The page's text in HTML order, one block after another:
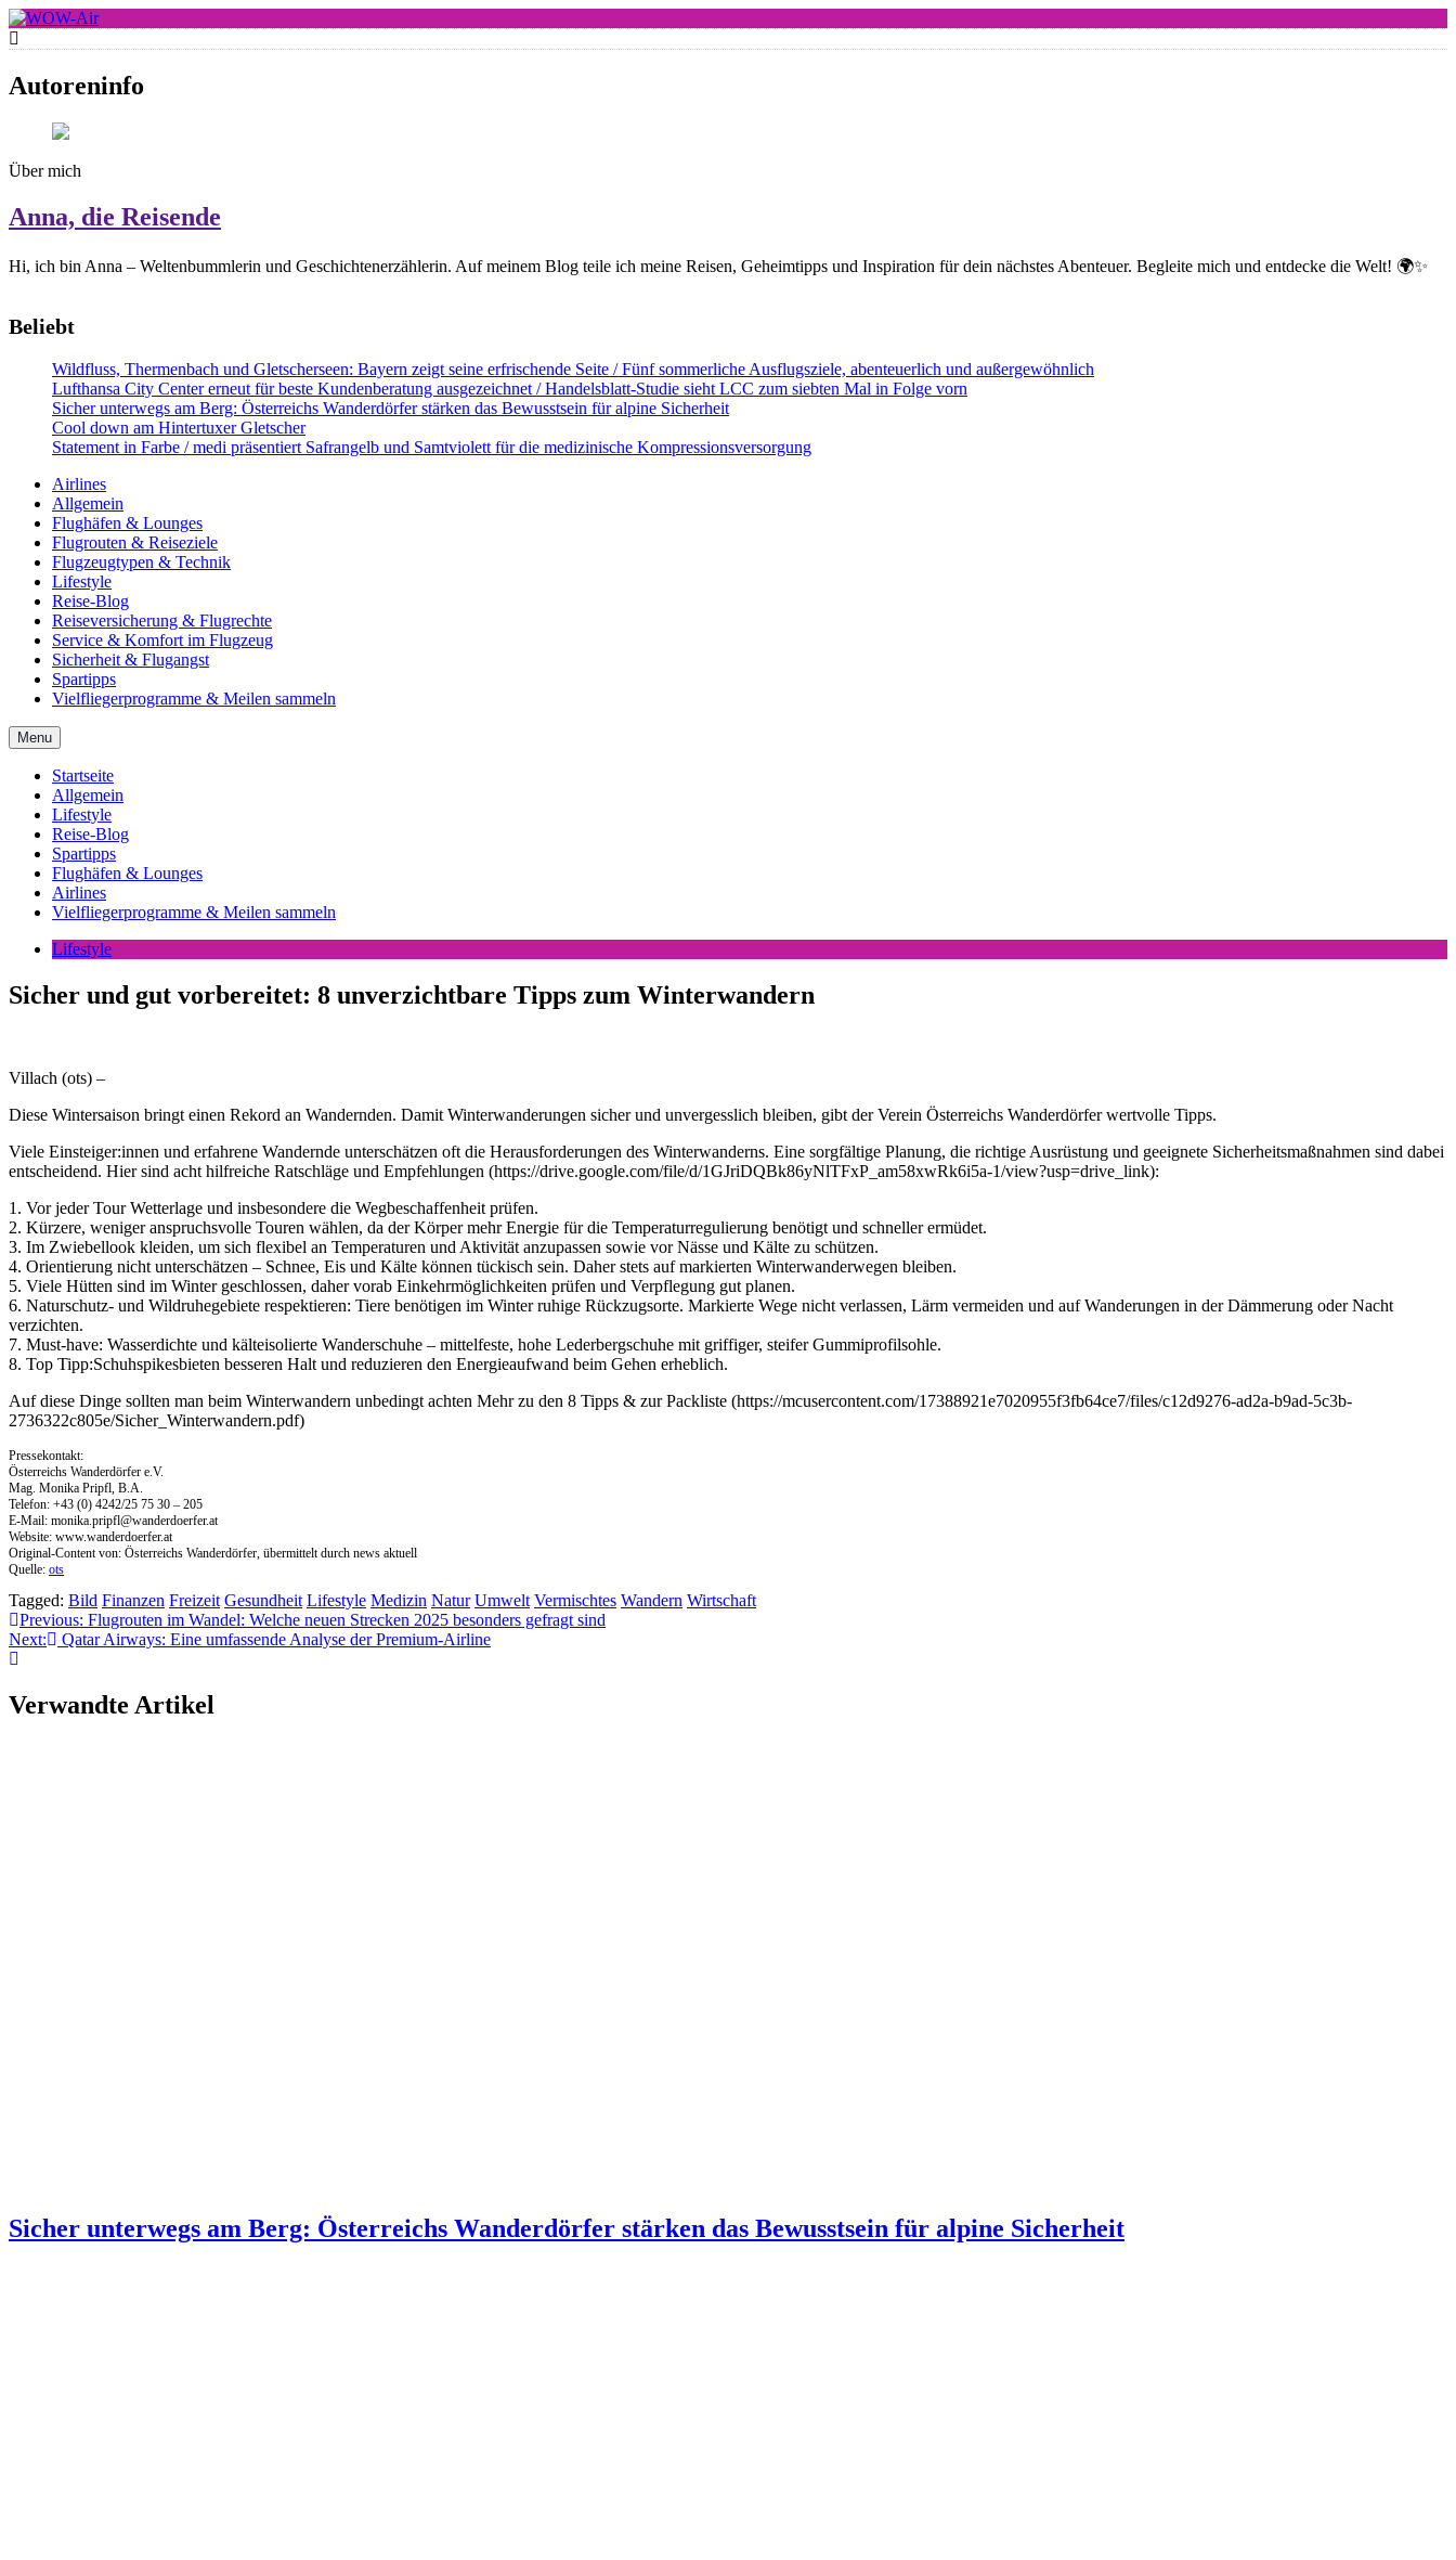
Skip
to
content
WOW-Air
Autoreninfo
Über mich
Anna, die Reisende
Hi, ich bin Anna – Weltenbummlerin und Geschichtenerzählerin. Auf meinem Blog teile ich meine Reisen, Geheimtipps und Inspiration für dein nächstes Abenteuer. Begleite mich und entdecke die Welt! 🌍✨
Beliebt
Wildfluss, Thermenbach und Gletscherseen: Bayern zeigt seine erfrischende Seite / Fünf sommerliche Ausflugsziele, abenteuerlich und außergewöhnlich
Lufthansa City Center erneut für beste Kundenberatung ausgezeichnet / Handelsblatt-Studie sieht LCC zum siebten Mal in Folge vorn
Sicher unterwegs am Berg: Österreichs Wanderdörfer stärken das Bewusstsein für alpine Sicherheit
Cool down am Hintertuxer Gletscher
Statement in Farbe / medi präsentiert Safrangelb und Samtviolett für die medizinische Kompressionsversorgung
Airlines
Allgemein
Flughäfen & Lounges
Flugrouten & Reiseziele
Flugzeugtypen & Technik
Lifestyle
Reise-Blog
Reiseversicherung & Flugrechte
Service & Komfort im Flugzeug
Sicherheit & Flugangst
Spartipps
Vielfliegerprogramme & Meilen sammeln
Menu
Startseite
Allgemein
Lifestyle
Reise-Blog
Spartipps
Flughäfen & Lounges
Airlines
Vielfliegerprogramme & Meilen sammeln
Lifestyle
Sicher und gut vorbereitet: 8 unverzichtbare Tipps zum Winterwandern
Villach (ots) –
Diese Wintersaison bringt einen Rekord an Wandernden. Damit Winterwanderungen sicher und unvergesslich bleiben, gibt der Verein Österreichs Wanderdörfer wertvolle Tipps.
Viele Einsteiger:innen und erfahrene Wandernde unterschätzen oft die Herausforderungen des Winterwanderns. Eine sorgfältige Planung, die richtige Ausrüstung und geeignete Sicherheitsmaßnahmen sind dabei
entscheidend. Hier sind acht hilfreiche Ratschläge und Empfehlungen (https://drive.google.com/file/d/1GJriDQBk86yNlTFxP_am58xwRk6i5a-1/view?usp=drive_link):
1. Vor jeder Tour Wetterlage und insbesondere die Wegbeschaffenheit prüfen.
2. Kürzere, weniger anspruchsvolle Touren wählen, da der Körper mehr Energie für die Temperaturregulierung benötigt und schneller ermüdet.
3. Im Zwiebellook kleiden, um sich flexibel an Temperaturen und Aktivität anzupassen sowie vor Nässe und Kälte zu schützen.
4. Orientierung nicht unterschätzen – Schnee, Eis und Kälte können tückisch sein. Daher stets auf markierten Winterwanderwegen bleiben.
5. Viele Hütten sind im Winter geschlossen, daher vorab Einkehrmöglichkeiten prüfen und Verpflegung gut planen.
6. Naturschutz- und Wildruhegebiete respektieren: Tiere benötigen im Winter ruhige Rückzugsorte. Markierte Wege nicht verlassen, Lärm vermeiden und auf Wanderungen in der Dämmerung oder Nacht
verzichten.
7. Must-have: Wasserdichte und kälteisolierte Wanderschuhe – mittelfeste, hohe Lederbergschuhe mit griffiger, steifer Gummiprofilsohle.
8. Top Tipp:Schuhspikesbieten besseren Halt und reduzieren den Energieaufwand beim Gehen erheblich.
Auf diese Dinge sollten man beim Winterwandern unbedingt achten Mehr zu den 8 Tipps & zur Packliste (https://mcusercontent.com/17388921e7020955f3fb64ce7/files/c12d9276-ad2a-b9ad-5c3b-
2736322c805e/Sicher_Winterwandern.pdf)
Pressekontakt:
Österreichs Wanderdörfer e.V.
Mag. Monika Pripfl, B.A.
Telefon: +43 (0) 4242/25 75 30 – 205
E-Mail: monika.pripfl@wanderdoerfer.at
Website: www.wanderdoerfer.at
Original-Content von: Österreichs Wanderdörfer, übermittelt durch news aktuell
Quelle: ots
Tagged: Bild Finanzen Freizeit Gesundheit Lifestyle Medizin Natur Umwelt Vermischtes Wandern Wirtschaft
Beitragsnavigation
Previous: Flugrouten im Wandel: Welche neuen Strecken 2025 besonders gefragt sind
Next:
Qatar Airways: Eine umfassende Analyse der Premium-Airline
Verwandte Artikel
Sicher unterwegs am Berg: Österreichs Wanderdörfer stärken das Bewusstsein für alpine Sicherheit